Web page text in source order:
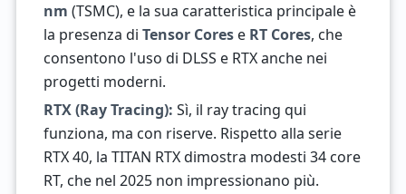
nm (TSMC), e la sua caratteristica principale è
la presenza di Tensor Corese RT Cores, che
consentono l'uso di DLSS e RTX anche nei
progetti moderni.
RTX (Ray Tracing): Sì, il ray tracing qui
funziona, ma con riserve. Rispetto alla serie
RTX 40, la TITAN RTX dimostra modesti 34 core
RT, che nel 2025 non impressionano più.